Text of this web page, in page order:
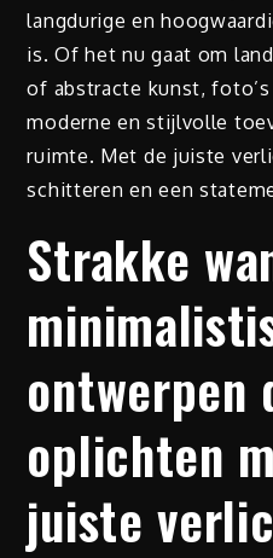
langdurige en
is. Of het nu gaat om
of abstracte kunst,
moderne en stijlvolle
ruimte. Met de juiste
schitteren en een
Strakke
ontwerpen
oplichten
juiste